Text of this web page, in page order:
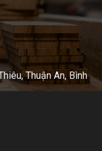
Thuận An, Bình